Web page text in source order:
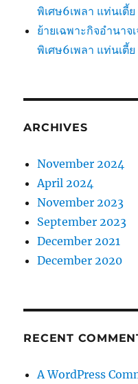
พิเศษ6เพลา แท่นเตี้ย
ย้ายเฉพาะกิจอำนาจ
พิเศษ6เพลา แท่นเตี้ย
ARCHIVES
November 2024
April 2024
November 2023
September 2023
December 2021
December 2020
RECENT
A WordPress